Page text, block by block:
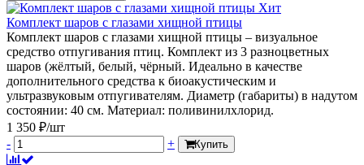
Хит
Комплект шаров с глазами хищной птицы
Комплект шаров с глазами хищной птицы – визуальное
средство отпугивания птиц. Комплект из 3 разноцветных
шаров (жёлтый, белый, чёрный. Идеально в качестве
дополнительного средства к биоакустическим и
ультразвуковым отпугивателям. Диаметр (габариты) в надутом
состоянии: 40 см. Материал: поливинилхлорид.
1 350 ₽/шт
-
+ Купить